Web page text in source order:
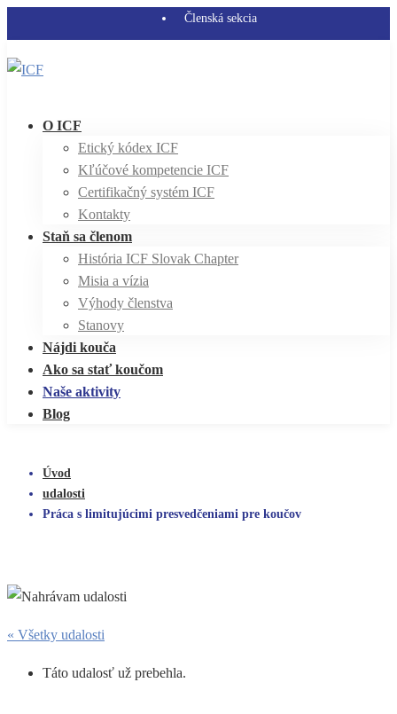
Členská sekcia
O ICF
Etický kódex ICF
Kľúčové kompetencie ICF
Certifikačný systém ICF
Kontakty
Staň sa členom
História ICF Slovak Chapter
Misia a vízia
Výhody členstva
Stanovy
Nájdi kouča
Ako sa stať koučom
Naše aktivity
Blog
Úvod
udalosti
Práca s limitujúcimi presvedčeniami pre koučov
« Všetky udalosti
Táto udalosť už prebehla.